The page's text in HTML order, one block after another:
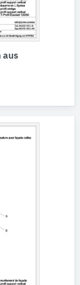
aus